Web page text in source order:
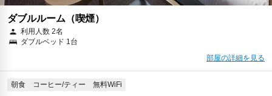
ダブルルーム（喫煙）
利用人数 2名
ダブルベッド 1台
部屋の詳細を見る
朝食 コーヒー/ティー 無料WiFi